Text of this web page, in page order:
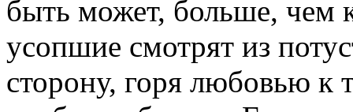
быть может, больше,
усопшие смотрят из
сторону, горя любовью к